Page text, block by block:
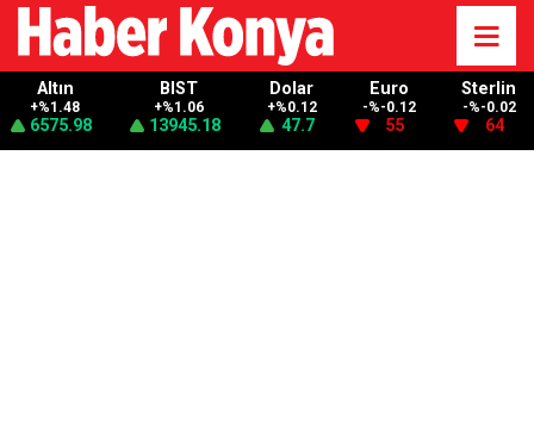
Altın
+%1.48
6575.98
BIST
+%1.06
13945.18
Dolar
+%0.12
47.7
Euro
-%-0.12
55
Sterlin
-%-0.02
64